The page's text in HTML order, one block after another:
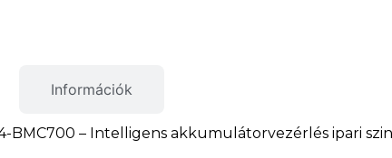
Információk
BMC700 – Intelligens akkumulátorvezérlés ipari